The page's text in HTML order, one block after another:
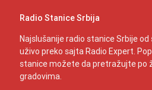
Radio Stanice Srbija
Najslušanije radio stanice Srbije
uživo preko sajta Radio Expert.
stanice možete da pretražujte po
gradovima.